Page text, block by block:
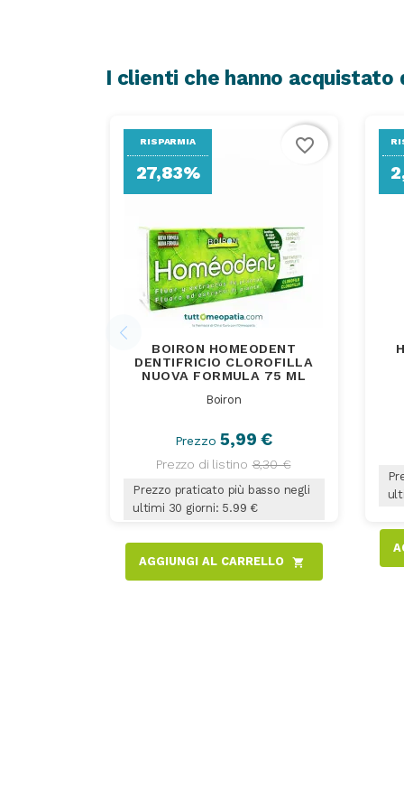
I clienti che hanno
BOIRON HOMEODENT
DENTIFRICIO CLOROFILLA
NUOVA FORMULA 75 ML
Boiron
Prezzo 5,99 €
Prezzo di listino 8,30 €
Prezzo praticato più basso negli
ultimi 30 giorni: 5.99 €
AGGIUNGI AL CARRELLO shopping_cart
RISPARMIA
27,83%
favorite_border